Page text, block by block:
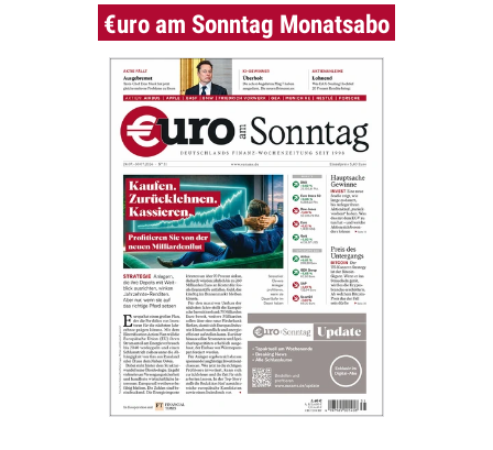
€uro am Sonntag Monatsabo